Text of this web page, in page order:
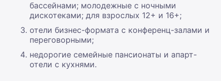
бассейнами; молодежные с ночными
дискотеками; для взрослых 12+ и 16+;
отели бизнес-формата с конференц-залами и
переговорными;
недорогие семейные пансионаты и апарт-
отели с кухнями.